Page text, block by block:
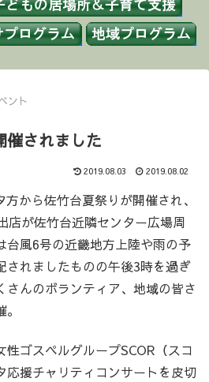
ント
催されました
2019.08.03 2019.08.02
から佐竹台夏祭りが開催され、
店が佐竹台近隣センター広場周
台風6号の近畿地方上陸や雨の予
されましたものの午後3時を過ぎ
さんのボランティア、地域の皆さ
性ゴスペルグループSCOR（スコ
応援チャリティコンサートを皮切